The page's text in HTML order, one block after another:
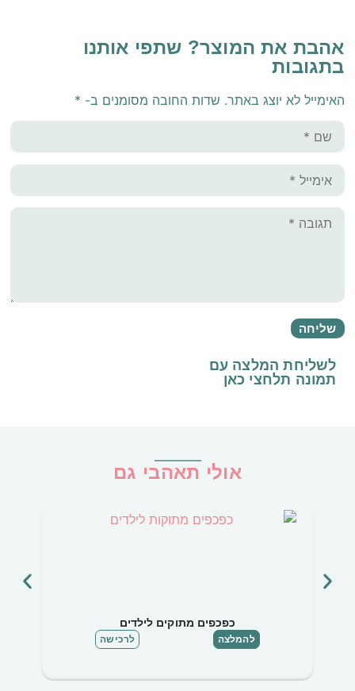
אהבת את המוצר? שתפי אותנו
בתגובות
האימייל לא יוצג באתר. שדות החובה מסומנים ב- *
לשליחת המלצה עם
תמונה תלחצי כאן
אולי תאהבי גם
כפכפים מתוקים לילדים
להמלצה לרכישה